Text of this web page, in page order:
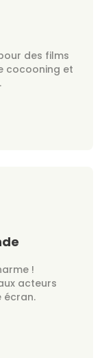
des films
cocooning et
!
acteurs
écran.